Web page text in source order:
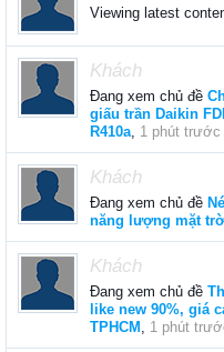
Viewing latest
Khách
Đang xem chủ đề
giấu trần Daikin
R410a, 1 phút trước
Khách
Đang xem chủ đề
năng lượng mặt
Khách
Đang xem chủ đề
like new 90%, giá
TPHCM , 1 phút